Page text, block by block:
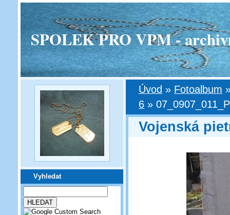
SPOLEK PRO VPM -
Vyhledat
Úvod » Fotoalbum
6 »
Vojenská